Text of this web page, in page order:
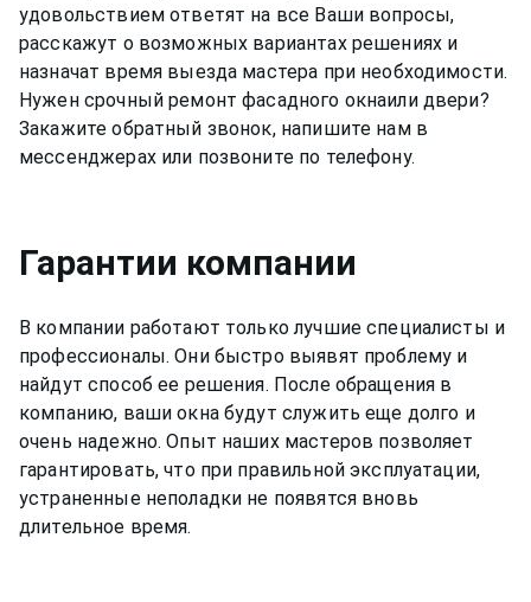
удовольствием ответят на все Ваши вопросы,
расскажут о возможных вариантах решениях и
назначат время выезда мастера при необходимости.
Нужен срочный ремонтфасадного окнаили двери?
Закажите обратный звонок, напишите нам в
мессенджерах или позвоните по телефону.
Гарантии компании
В компании работают только лучшие специалисты и
профессионалы. Они быстро выявят проблему и
найдут способ ее решения. После обращения в
компанию, ваши окна будут служить еще долго и
очень надежно. Опыт наших мастеров позволяет
гарантировать, что при правильной эксплуатации,
устраненные неполадки не появятся вновь
длительное время.